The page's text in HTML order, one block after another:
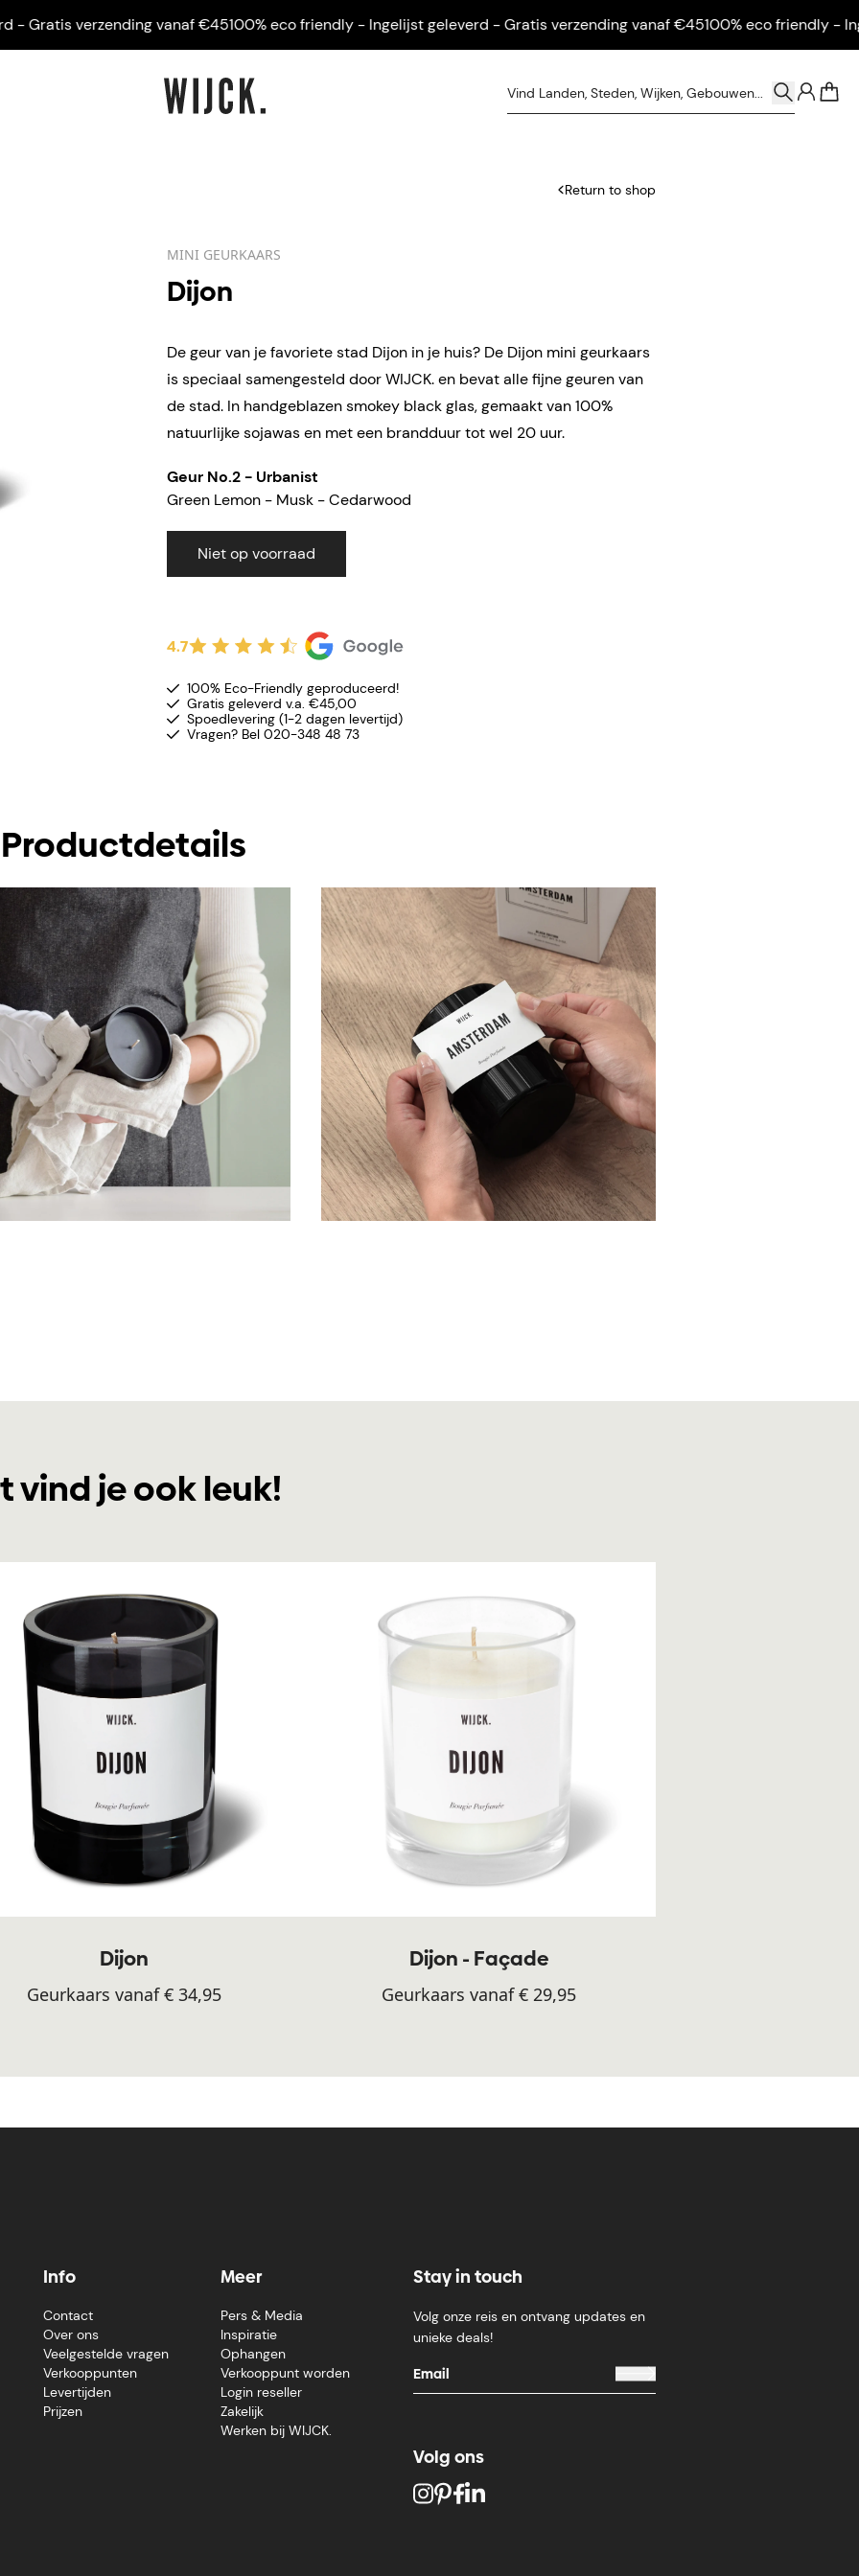
verzending vanaf €45100% eco friendly - Ingelijst geleverd - Gratis verzending vanaf €45100% eco friendly -
Return to shop
MINI GEURKAARS
Dijon
De geur van je favoriete stad Dijon in je huis? De Dijon mini geurkaars
is speciaal samengesteld door WIJCK. en bevat alle fijne geuren van
de stad. In handgeblazen smokey black glas, gemaakt van 100%
natuurlijke sojawas en met een brandduur tot wel 20 uur.
Geur No.2 - Urbanist
Green Lemon - Musk - Cedarwood
Niet op voorraad
4.7
100% Eco-Friendly geproduceerd!
Gratis geleverd v.a. €45,00
Spoedlevering (1-2 dagen levertijd)
Vragen? Bel 020-348 48 73
Productdetails
vind je ook leuk!
Dijon
Geurkaars vanaf € 34,95
Dijon - Façade
Geurkaars vanaf € 29,95
Info
Contact
Over ons
Veelgestelde vragen
Verkooppunten
Levertijden
Prijzen
Meer
Pers & Media
Inspiratie
Ophangen
Verkooppunt worden
Login reseller
Zakelijk
Werken bij WIJCK.
Stay in touch
Volg onze reis en ontvang updates en
unieke deals!
Volg ons